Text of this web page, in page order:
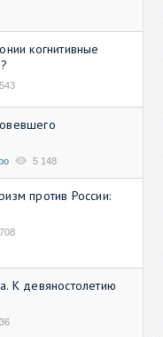
когнитивные
5 148
против России:
К девяностолетию